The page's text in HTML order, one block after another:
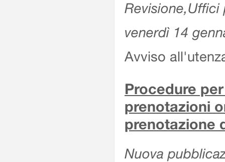
Revisione,Uffici
venerdì 14
Avviso
Procedure
prenotazioni
prenotazione
Nuova